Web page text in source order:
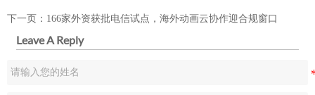
下一页： 166家外资获批电信试点，海外动画云协作迎合规窗口
Leave A Reply